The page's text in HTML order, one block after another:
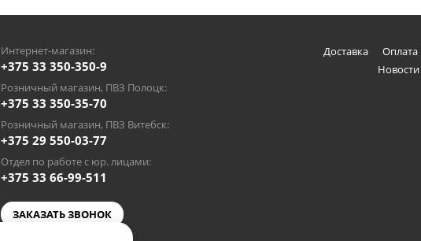
Интернет-магазин:
+375 33 350-350-9
Розничный магазин, ПВЗ Полоцк:
+375 33 350-35-70
Розничный магазин, ПВЗ Витебск:
+375 29 550-03-77
Отдел по работе с юр. лицами:
+375 33 66-99-511
ЗАКАЗАТЬ ЗВОНОК
Доставка Оплата
Новости